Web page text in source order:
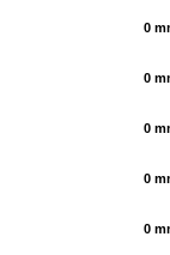
0
0
0
0
0